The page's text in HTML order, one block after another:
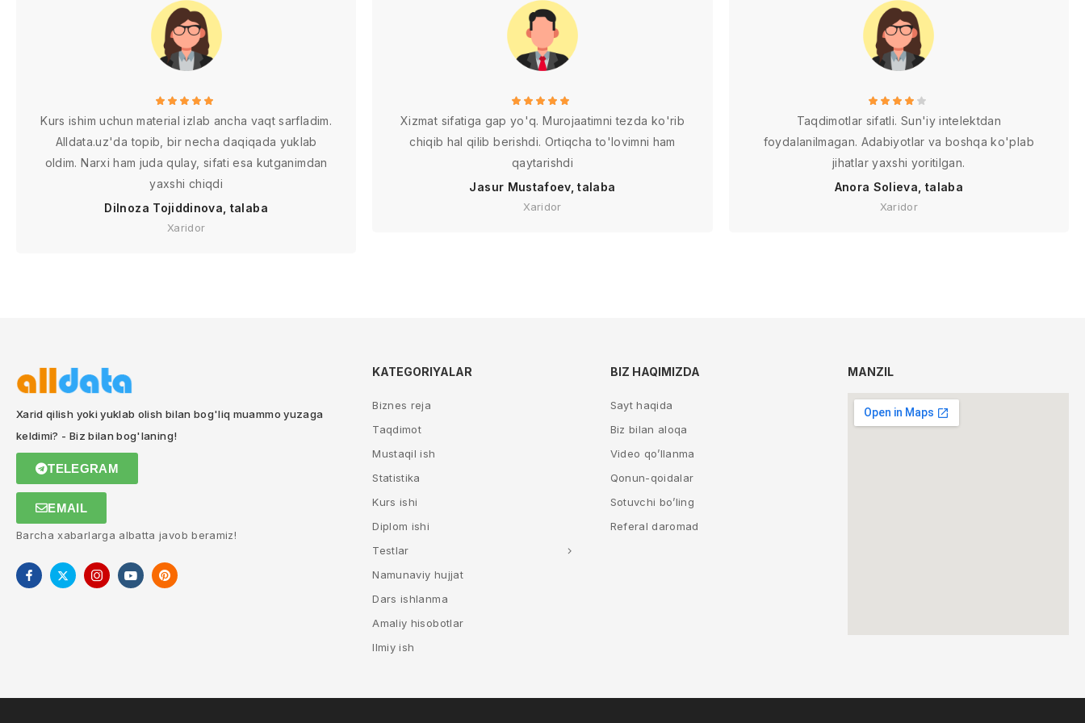
Kurs ishim uchun material izlab ancha vaqt sarfladim.
Alldata.uz'da topib, bir necha daqiqada yuklab
oldim. Narxi ham juda qulay, sifati esa kutganimdan
yaxshi chiqdi
Dilnoza Tojiddinova, talaba
Xaridor
Xizmat sifatiga gap yo'q. Murojaatimni tezda ko'rib
chiqib hal qilib berishdi. Ortiqcha to'lovimni ham
qaytarishdi
Jasur Mustafoev, talaba
Xaridor
Taqdimotlar sifatli. Sun'iy intelektdan
foydalanilmagan. Adabiyotlar va boshqa ko'plab
jihatlar yaxshi yoritilgan.
Anora Solieva, talaba
Xaridor
Xarid qilish yoki yuklab olish bilan bog'liq muammo yuzaga
keldimi? - Biz bilan bog'laning!
TELEGRAM
EMAIL
Barcha xabarlarga albatta javob beramiz!
KATEGORIYALAR
Biznes reja
Taqdimot
Mustaqil ish
Statistika
Kurs ishi
Diplom ishi
Testlar
Namunaviy hujjat
Dars ishlanma
Amaliy hisobotlar
Ilmiy ish
BIZ HAQIMIZDA
Sayt haqida
Biz bilan aloqa
Video qo’llanma
Qonun-qoidalar
Sotuvchi bo’ling
Referal daromad
MANZIL